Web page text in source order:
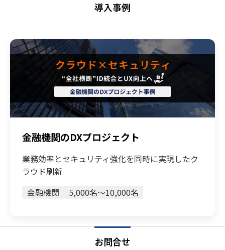
導入事例
金融機関のDXプロジェクト
業務効率とセキュリティ強化を同時に実現したク
ラウド刷新
金融機関
5,000名〜10,000名
お問合せ